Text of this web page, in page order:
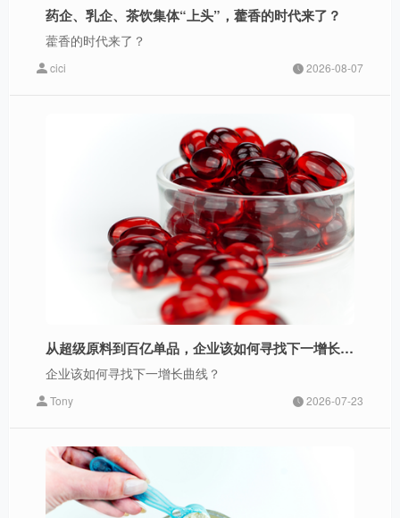
药企、乳企、茶饮集体“上头”，藿香的时代来了？
藿香的时代来了？
cici 2026-08-07
从超级原料到百亿单品，企业该如何寻找下一增长曲线？
企业该如何寻找下一增长曲线？
Tony 2026-07-23